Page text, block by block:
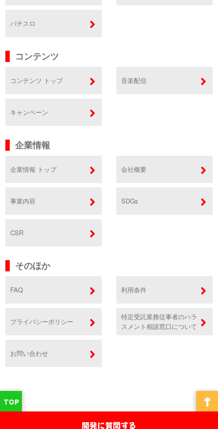
↑
TOP
開発に質問する
パチスロ
コンテンツ
コンテンツ トップ 音楽配信
キャンペーン
企業情報
企業情報 トップ 会社概要
事業内容 SDGs
CSR
そのほか
FAQ 利用条件
プライバシーポリシー
特定受託業務従事者のハラ
スメント相談窓口について
お問い合わせ